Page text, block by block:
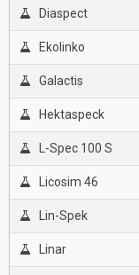
Diaspect
Ekolinko
Galactis
Hektaspeck
L-Spec 100 S
Licosim 46
Lin-Spek
Linar